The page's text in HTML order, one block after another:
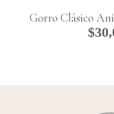
Gorro Clásico
$